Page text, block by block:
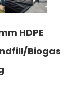
HDPE
Biogas